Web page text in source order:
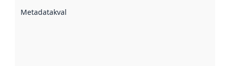
Metadatakvalitet